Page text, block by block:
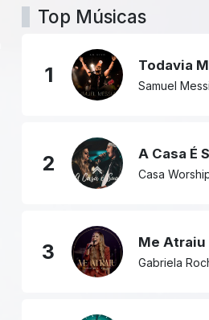
Top Músicas
1 Todavia
Samuel
2 A Casa É
Casa
3 Me Atraiu
Gabriela